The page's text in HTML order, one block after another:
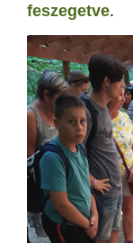
feszegetve.